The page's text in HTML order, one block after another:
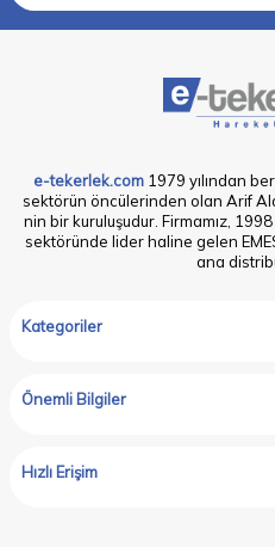
e-tekerlek.com1979 yılından
sektörün öncülerinden olan Arif
nin bir kuruluşudur. Firmamız,
sektöründe lider haline gelen
ana
Kategoriler
Önemli Bilgiler
Hızlı Erişim